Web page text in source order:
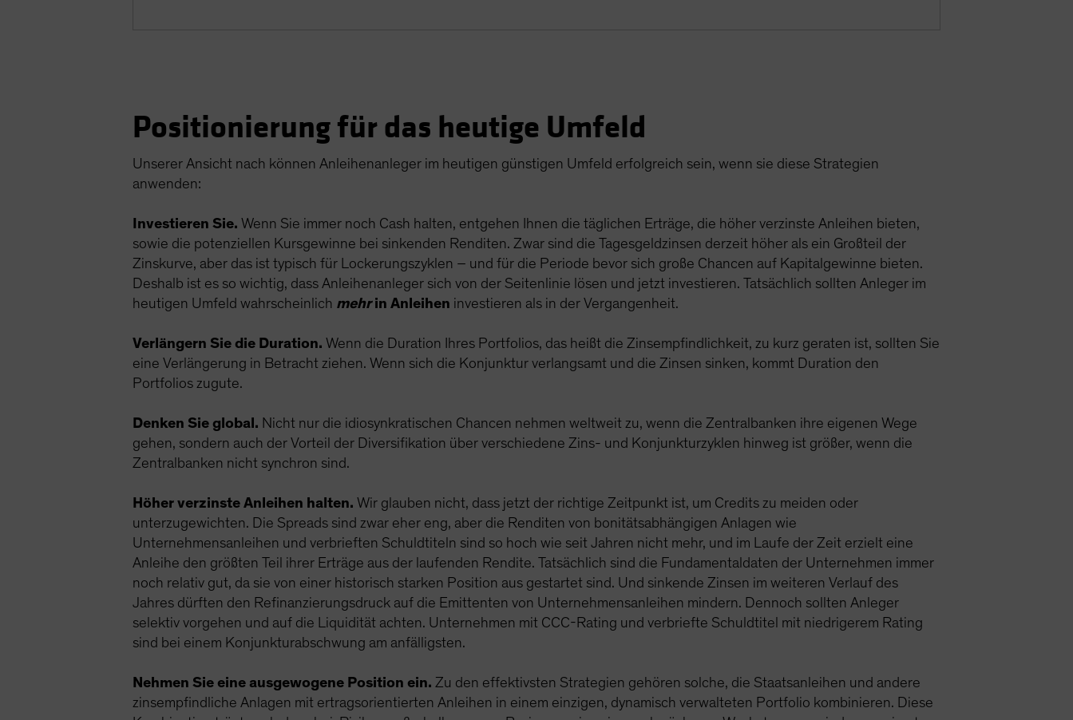
Positionierung für das heutige Umfeld
Unserer Ansicht nach können Anleihenanleger im heutigen günstigen Umfeld erfolgreich sein, wenn sie diese Strategien
anwenden:
Investieren Sie. Wenn Sie immer noch Cash halten, entgehen Ihnen die täglichen Erträge, die höher verzinste Anleihen bieten,
sowie die potenziellen Kursgewinne bei sinkenden Renditen. Zwar sind die Tagesgeldzinsen derzeit höher als ein Großteil der
Zinskurve, aber das ist typisch für Lockerungszyklen – und für die Periode bevor sich große Chancen auf Kapitalgewinne bieten.
Deshalb ist es so wichtig, dass Anleihenanleger sich von der Seitenlinie lösen und jetzt investieren. Tatsächlich sollten Anleger im
heutigen Umfeld wahrscheinlich mehrin Anleihen investieren als in der Vergangenheit.
Verlängern Sie die Duration. Wenn die Duration Ihres Portfolios, das heißt die Zinsempfindlichkeit, zu kurz geraten ist, sollten Sie
eine Verlängerung in Betracht ziehen. Wenn sich die Konjunktur verlangsamt und die Zinsen sinken, kommt Duration den
Portfolios zugute.
Denken Sie global. Nicht nur die idiosynkratischen Chancen nehmen weltweit zu, wenn die Zentralbanken ihre eigenen Wege
gehen, sondern auch der Vorteil der Diversifikation über verschiedene Zins- und Konjunkturzyklen hinweg ist größer, wenn die
Zentralbanken nicht synchron sind.
Höher verzinste Anleihen halten. Wir glauben nicht, dass jetzt der richtige Zeitpunkt ist, um Credits zu meiden oder
unterzugewichten. Die Spreads sind zwar eher eng, aber die Renditen von bonitätsabhängigen Anlagen wie
Unternehmensanleihen und verbrieften Schuldtiteln sind so hoch wie seit Jahren nicht mehr, und im Laufe der Zeit erzielt eine
Anleihe den größten Teil ihrer Erträge aus der laufenden Rendite. Tatsächlich sind die Fundamentaldaten der Unternehmen immer
noch relativ gut, da sie von einer historisch starken Position aus gestartet sind. Und sinkende Zinsen im weiteren Verlauf des
Jahres dürften den Refinanzierungsdruck auf die Emittenten von Unternehmensanleihen mindern. Dennoch sollten Anleger
selektiv vorgehen und auf die Liquidität achten. Unternehmen mit CCC-Rating und verbriefte Schuldtitel mit niedrigerem Rating
sind bei einem Konjunkturabschwung am anfälligsten.
Nehmen Sie eine ausgewogene Position ein. Zu den effektivsten Strategien gehören solche, die Staatsanleihen und andere
zinsempfindliche Anlagen mit ertragsorientierten Anleihen in einem einzigen, dynamisch verwalteten Portfolio kombinieren. Diese